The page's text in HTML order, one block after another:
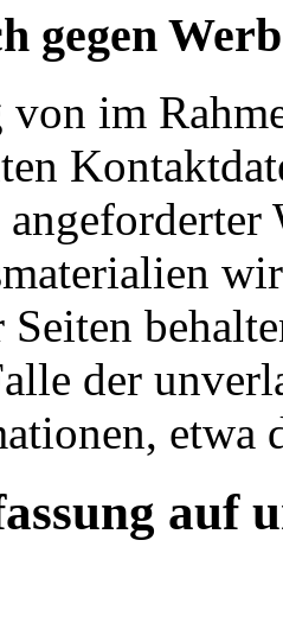
gegen
im
Seiten
der
etwa
auf